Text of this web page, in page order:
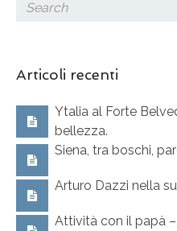
Articoli recenti
Ytalia al Forte
bellezza.
Siena, tra boschi,
Arturo Dazzi nella
Attività con il papà